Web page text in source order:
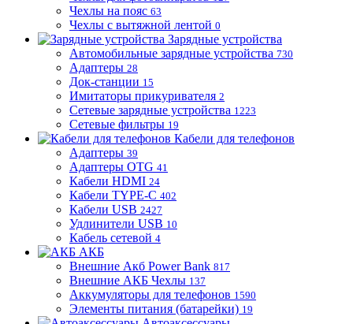
Чехлы на пояс 63
Чехлы с вытяжной лентой 0
Зарядные устройства
Автомобильные зарядные устройства 730
Адаптеры 28
Док-станции 15
Имитаторы прикуривателя 2
Сетевые зарядные устройства 1223
Сетевые фильтры 19
Кабели для телефонов
Адаптеры 39
Адаптеры OTG 41
Кабели HDMI 24
Кабели TYPE-C 402
Кабели USB 2427
Удлинители USB 10
Кабель сетевой 4
АКБ
Внешние Акб Power Bank 817
Внешние АКБ Чехлы 137
Аккумуляторы для телефонов 1590
Элементы питания (батарейки) 19